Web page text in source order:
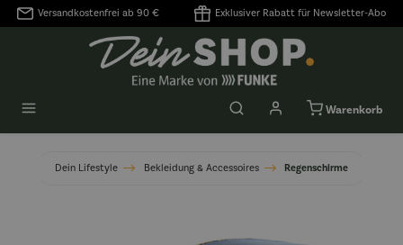
springen
Versandkostenfrei ab 90 € Exklusiver Rabatt für Newsletter-Abo
Warenkorb
Dein Lifestyle Bekleidung & Accessoires Regenschirme